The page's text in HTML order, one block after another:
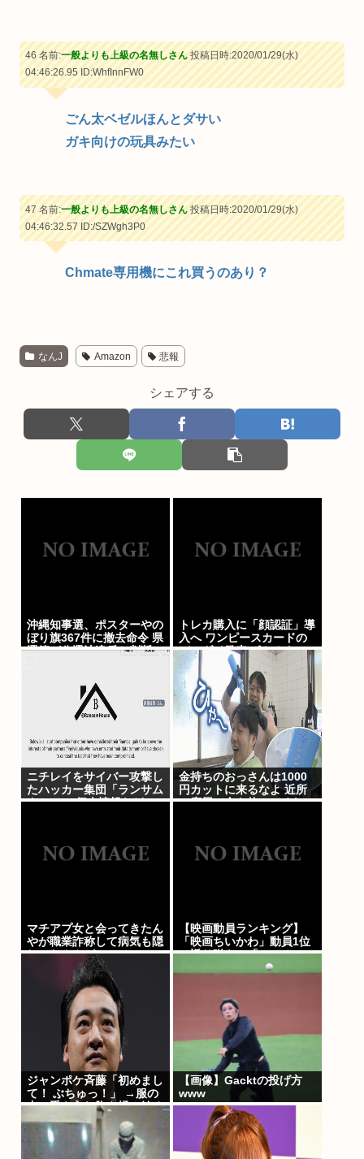
46 名前:一般よりも上級の名無しさん投稿日時:2020/01/29(水)
04:46:26.95ID:WhfInnFW0
ごん太ベゼルほんとダサい
ガキ向けの玩具みたい
47 名前:一般よりも上級の名無しさん投稿日時:2020/01/29(水)
04:46:32.57ID:/SZWgh3P0
Chmate専用機にこれ買うのあり？
なんJ Amazon 悲報
シェアする
沖縄知事選、ポスターやの
ぼり旗367件に撤去命令 県
選管が公選法違反と判断
トレカ購入に「顔認証」導
入へ ワンピースカードの
バンダイ発表 ポケカもマ
イナカード導入
ニチレイをサイバー攻撃し
たハッカー集団「ランサム
ウェア」 個人情報など20
金持ちのおっさんは1000
円カットに来るなよ 近所
の床屋で金を使ってくれ
マチアプ女と会ってきたん
やが職業詐称して病気も隠
してたんやが
【映画動員ランキング】
「映画ちいかわ」動員1位
に返り咲き！「ミニオン
ズ」「あの星」「ブルーロ
ジャンポケ斉藤「初めまし
て！ ぶちゅっ！」 →服の
中に手を入れ胸を揉み始め
る。 これ異常者だろ(´・
ω・`)
【画像】Gacktの投げ方
www